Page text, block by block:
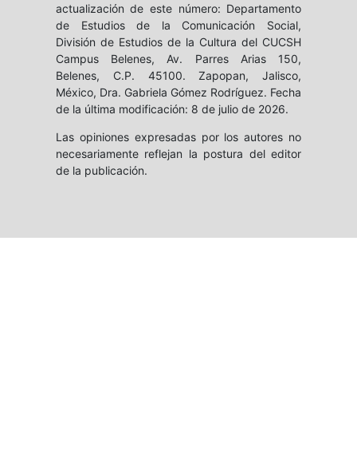
actualización de este número: Departamento
de Estudios de la Comunicación Social,
División de Estudios de la Cultura del CUCSH
Campus Belenes, Av. Parres Arias 150,
Belenes, C.P. 45100. Zapopan, Jalisco,
México, Dra. Gabriela Gómez Rodríguez. Fecha
de la última modificación: 8 de julio de 2026.
Las opiniones expresadas por los autores no
necesariamente reflejan la postura del editor
de la publicación.